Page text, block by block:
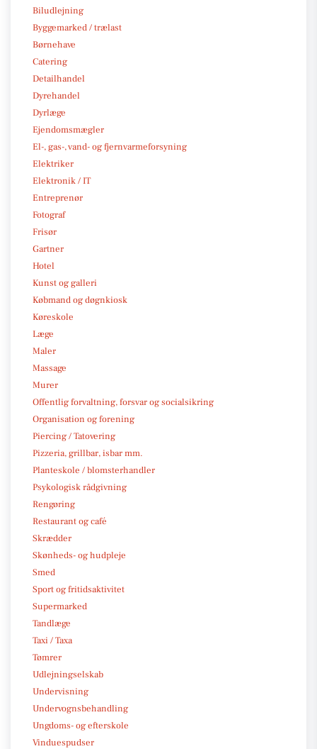
Biludlejning
Byggemarked / trælast
Børnehave
Catering
Detailhandel
Dyrehandel
Dyrlæge
Ejendomsmægler
El-, gas-, vand- og fjernvarmeforsyning
Elektriker
Elektronik / IT
Entreprenør
Fotograf
Frisør
Gartner
Hotel
Kunst og galleri
Købmand og døgnkiosk
Køreskole
Læge
Maler
Massage
Murer
Offentlig forvaltning, forsvar og socialsikring
Organisation og forening
Piercing / Tatovering
Pizzeria, grillbar, isbar mm.
Planteskole / blomsterhandler
Psykologisk rådgivning
Rengøring
Restaurant og café
Skrædder
Skønheds- og hudpleje
Smed
Sport og fritidsaktivitet
Supermarked
Tandlæge
Taxi / Taxa
Tømrer
Udlejningselskab
Undervisning
Undervognsbehandling
Ungdoms- og efterskole
Vinduespudser